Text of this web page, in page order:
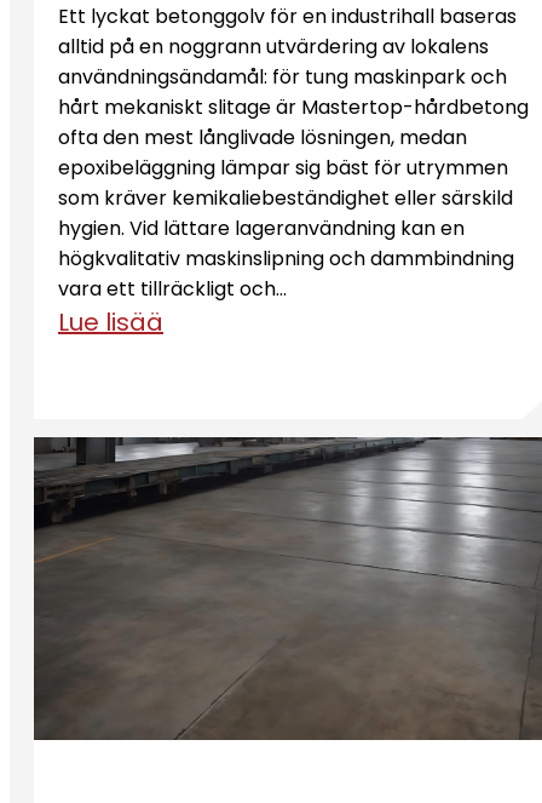
Ett lyckat betonggolv för en industrihall baseras
alltid på en noggrann utvärdering av lokalens
användningsändamål: för tung maskinpark och
hårt mekaniskt slitage är Mastertop-hårdbetong
ofta den mest långlivade lösningen, medan
epoxibeläggning lämpar sig bäst för utrymmen
som kräver kemikaliebeständighet eller särskild
hygien. Vid lättare lageranvändning kan en
högkvalitativ maskinslipning och dammbindning
vara ett tillräckligt och…
Lue lisää